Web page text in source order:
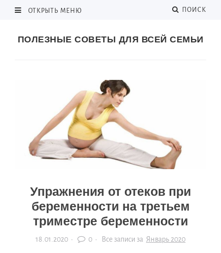
ОТКРЫТЬ МЕНЮ ПОИСК
ПОЛЕЗНЫЕ СОВЕТЫ ДЛЯ ВСЕЙ СЕМЬИ
Упражнения от отеков при
беременности на третьем
триместре беременности
18.01.2020 · 0 · Все записи за Январь 2020